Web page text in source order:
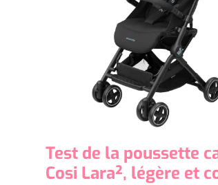
Test de la poussette
Cosi Lara², légère et